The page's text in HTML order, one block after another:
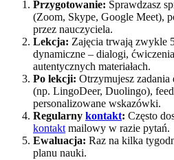
Przygotowanie: Sprawdzasz
(Zoom, Skype, Google Meet),
przez nauczyciela.
Lekcja: Zajęcia trwają zwykle
dynamiczne – dialogi,
autentycznych materiałach.
Po lekcji: Otrzymujesz
(np. LingoDeer, Duolingo),
personalizowane wskazówki.
Regularny kontakt: Często
kontakt mailowy w razie pytań.
Ewaluacja: Raz na kilka
planu nauki.